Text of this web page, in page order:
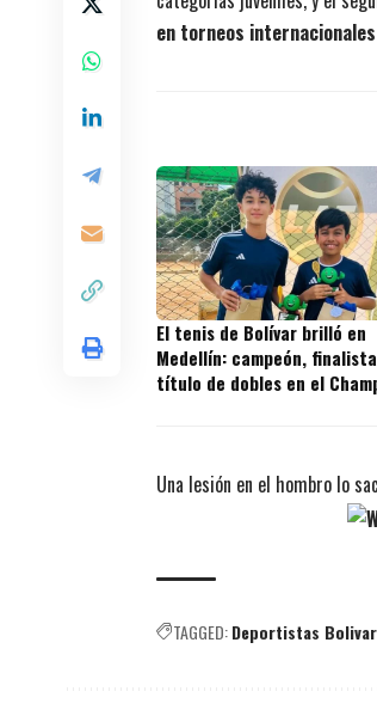
en torneos internacionales
El tenis de Bolívar brilló en
Medellín: campeón,
título de dobles en el
Una lesión en el hombro lo
TAGGED:Deportistas